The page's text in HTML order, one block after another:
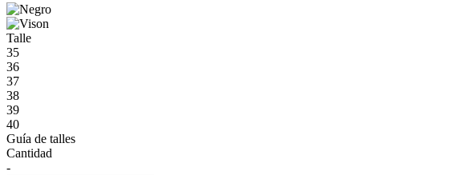
Talle
35
36
37
38
39
40
Guía de talles
Cantidad
-